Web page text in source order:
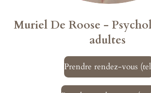
Muriel De Roose -
adultes
Prendre rendez-vous